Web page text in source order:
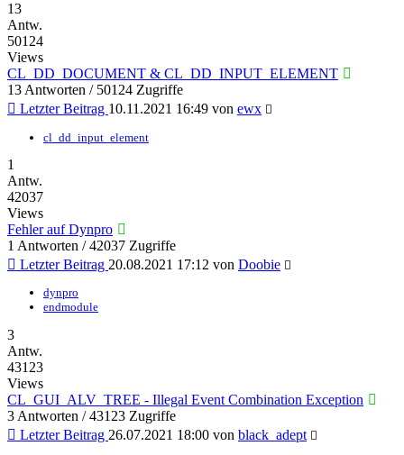
13
Antw.
50124
Views
CL_DD_DOCUMENT & CL_DD_INPUT_ELEMENT
13 Antworten / 50124 Zugriffe
Letzter Beitrag 10.11.2021 16:49 von ewx
cl_dd_input_element
1
Antw.
42037
Views
Fehler auf Dynpro
1 Antworten / 42037 Zugriffe
Letzter Beitrag 20.08.2021 17:12 von Doobie
dynpro
endmodule
3
Antw.
43123
Views
CL_GUI_ALV_TREE - Illegal Event Combination Exception
3 Antworten / 43123 Zugriffe
Letzter Beitrag 26.07.2021 18:00 von black_adept